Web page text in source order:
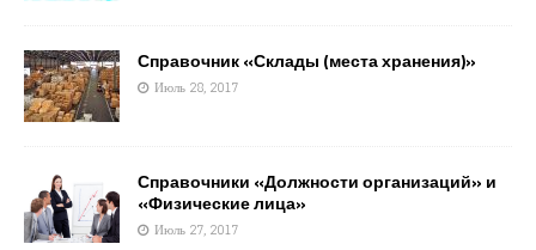
Справочник «Склады (места хранения)»
Июль 28, 2017
Справочники «Должности организаций» и
«Физические лица»
Июль 27, 2017